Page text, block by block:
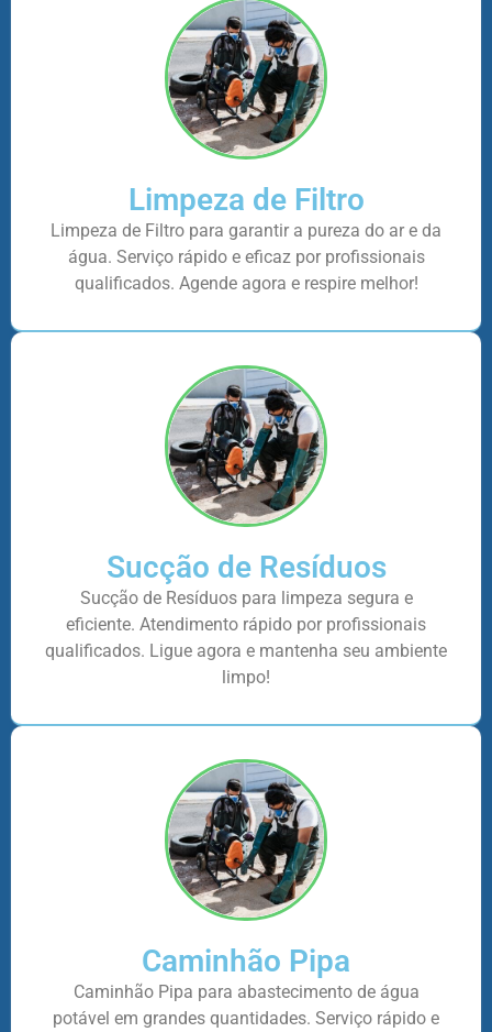
Limpeza de Filtro
Limpeza de Filtro para garantir a pureza do ar e da
água. Serviço rápido e eficaz por profissionais
qualificados. Agende agora e respire melhor!
Sucção de Resíduos
Sucção de Resíduos para limpeza segura e
eficiente. Atendimento rápido por profissionais
qualificados. Ligue agora e mantenha seu ambiente
limpo!
Caminhão Pipa
Caminhão Pipa para abastecimento de água
potável em grandes quantidades. Serviço rápido e